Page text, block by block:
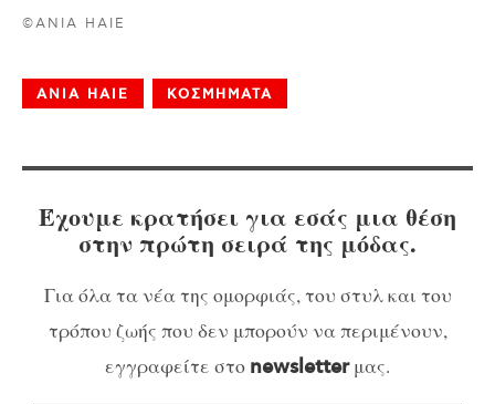
©ANIA HAIE
ANIA HAIE ΚΟΣΜΗΜΑΤΑ
Έχουμε κρατήσει για εσάς μια θέση
στην πρώτη σειρά της μόδας.
Για όλα τα νέα της ομορφιάς, του στυλ και του
τρόπου ζωής που δεν μπορούν να περιμένουν,
εγγραφείτε στο newsletterμας.